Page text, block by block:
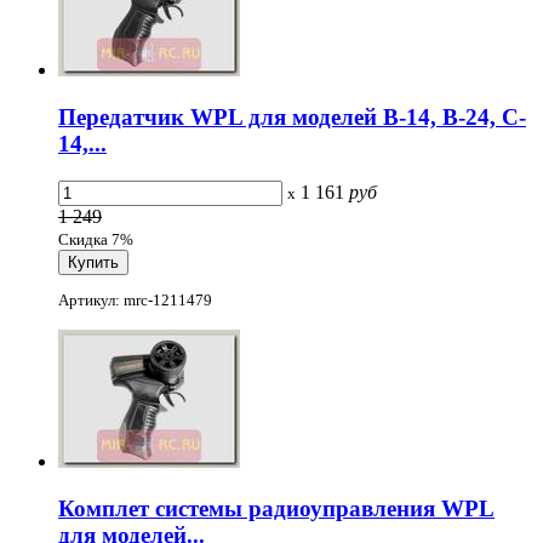
Передатчик WPL для моделей B-14, B-24, C-
14,...
x 1 161 руб
1 249
Скидка 7%
Артикул: mrc-1211479
Комплет системы радиоуправления WPL
для моделей...